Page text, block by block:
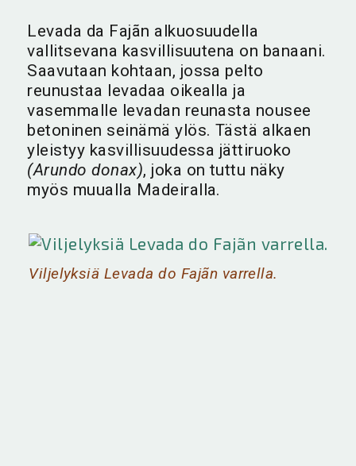
Levada da Fajãn alkuosuudella
vallitsevana kasvillisuutena on banaani.
Saavutaan kohtaan, jossa pelto
reunustaa levadaa oikealla ja
vasemmalle levadan reunasta nousee
betoninen seinämä ylös. Tästä alkaen
yleistyy kasvillisuudessa jättiruoko
(Arundo donax), joka on tuttu näky
myös muualla Madeiralla.
Viljelyksiä Levada do Fajãn varrella.